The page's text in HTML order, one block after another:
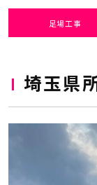
足場工事
埼玉県